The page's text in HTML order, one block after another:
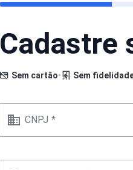
Cadastre
Sem cartão• Sem
CNPJ *